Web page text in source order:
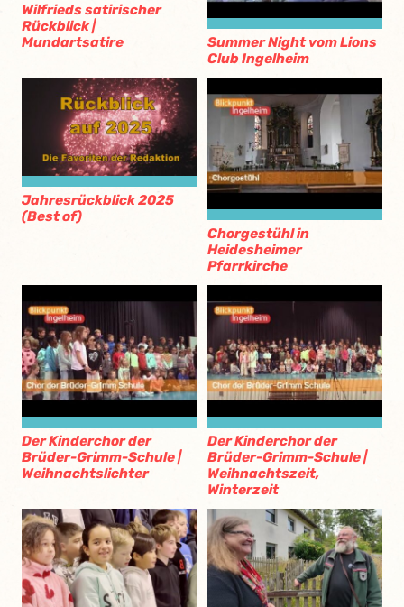
Wilfrieds satirischer
Rückblick |
Mundartsatire
Summer Night vom Lions
Club Ingelheim
Jahresrückblick 2025
(Best of)
Chorgestühl in
Heidesheimer
Pfarrkirche
Der Kinderchor der
Brüder-Grimm-Schule |
Weihnachtslichter
Der Kinderchor der
Brüder-Grimm-Schule |
Weihnachtszeit,
Winterzeit